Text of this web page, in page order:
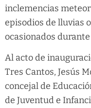
inclemencias
episodios de lluvias
ocasionados
Al acto de
Tres Cantos, Jesús
concejal de
de Juventud e